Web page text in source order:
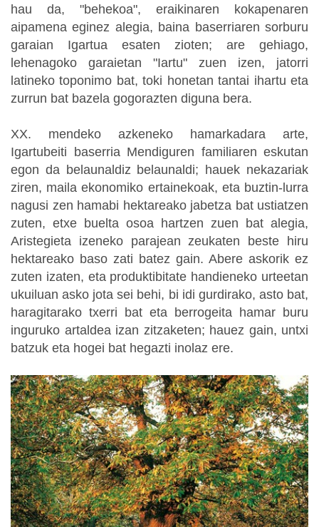
hau da, "behekoa", eraikinaren kokapenaren
aipamena eginez alegia, baina baserriaren sorburu
garaian Igartua esaten zioten; are gehiago,
lehenagoko garaietan "Iartu" zuen izen, jatorri
latineko toponimo bat, toki honetan tantai ihartu eta
zurrun bat bazela gogorazten diguna bera.
XX. mendeko azkeneko hamarkadara arte,
Igartubeiti baserria Mendiguren familiaren eskutan
egon da belaunaldiz belaunaldi; hauek nekazariak
ziren, maila ekonomiko ertainekoak, eta buztin-lurra
nagusi zen hamabi hektareako jabetza bat ustiatzen
zuten, etxe buelta osoa hartzen zuen bat alegia,
Aristegieta izeneko parajean zeukaten beste hiru
hektareako baso zati batez gain. Abere askorik ez
zuten izaten, eta produktibitate handieneko urteetan
ukuiluan asko jota sei behi, bi idi gurdirako, asto bat,
haragitarako txerri bat eta berrogeita hamar buru
inguruko artaldea izan zitzaketen; hauez gain, untxi
batzuk eta hogei bat hegazti inolaz ere.